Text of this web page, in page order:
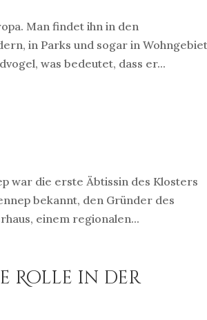
Man findet ihn in den
in Parks und sogar in
was bedeutet, dass er...
war die erste Äbtissin des Klosters
bekannt, den Gründer des
einem regionalen...
Rolle in der